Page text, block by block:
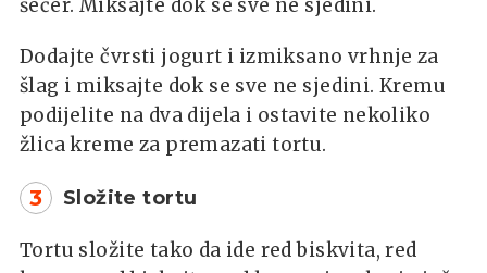
šećer. Miksajte dok se sve ne sjedini.
Dodajte čvrsti jogurt i izmiksano vrhnje za
šlag i miksajte dok se sve ne sjedini. Kremu
podijelite na dva dijela i ostavite nekoliko
žlica kreme za premazati tortu.
3 Složite tortu
Tortu složite tako da ide red biskvita, red